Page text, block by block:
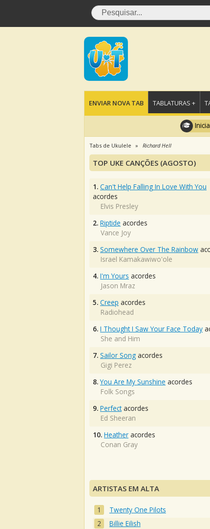
ENVIAR NOVA TAB TABLATURAS +
Tabs de Ukulele Richard Hell
TOP UKE CANÇÕES (AGOSTO)
1. Can't Help Falling In Love With You
acordes
Elvis Presley
2. Riptide acordes
Vance Joy
3. Somewhere Over The Rainbow
Israel Kamakawiwo'ole
4. I'm Yours acordes
Jason Mraz
5. Creep acordes
Radiohead
6. I Thought I Saw Your Face Today
She and Him
7. Sailor Song acordes
Gigi Perez
8. You Are My Sunshine acordes
Folk Songs
9. Perfectacordes
Ed Sheeran
10. Heather acordes
Conan Gray
ARTISTAS EM ALTA
Twenty One Pilots
Billie Eilish